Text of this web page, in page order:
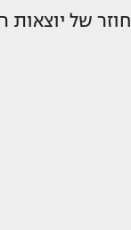
חוזר של יוצאות